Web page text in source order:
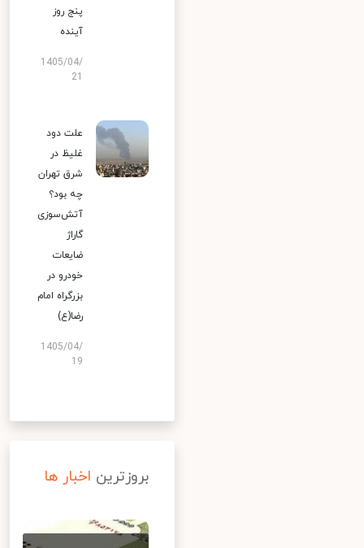
پنج روز
آینده
1405/04/
علت دود
غلیظ در
شرق تهران
چه بود؟
آتش‌سوزی
گاراژ
ضایعات
خودرو در
بزرگراه امام
رضا(ع)
1405/04/
19
بروزترین اخبار ها